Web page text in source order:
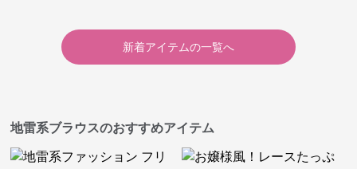
新着アイテムの一覧へ
地雷系ブラウスのおすすめアイテム